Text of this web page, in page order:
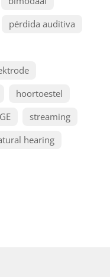
pérdida auditiva
hoortoestel
streaming
hearing